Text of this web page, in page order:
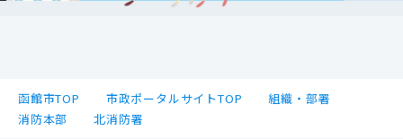
函館市TOP 市政ポータルサイトTOP
組織・部署
消防本部
北消防署